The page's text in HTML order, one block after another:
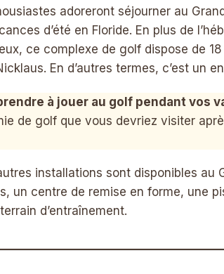
adoreront séjourner au
d’été en Floride. En plus de
ce complexe de golf dispose de
En d’autres termes, c’est un
à jouer au golf pendant vos
de golf que vous devriez visiter
installations sont disponibles au
un centre de remise en forme, une
d’entraînement.